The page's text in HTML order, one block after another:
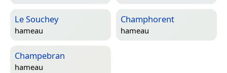
Le Souchey
hameau
Champhorent
hameau
Champebran
hameau